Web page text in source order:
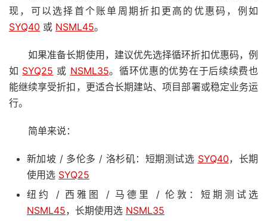
现，可以选择首个账单周期折扣更高的优惠码，例如
SYQ40 或 NSML45。
如果准备长期使用，建议优先选择循环折扣优惠码，例
如 SYQ25 或 NSML35。循环优惠的优势在于后续续费也
能继续享受折扣，更适合长期建站、项目部署或稳定业务运
行。
简单来说：
新加坡 / 多伦多 / 洛杉矶：短期测试选 SYQ40，长期
使用选 SYQ25
纽约 / 西雅图 / 马德里 / 伦敦：短期测试选
NSML45，长期使用选 NSML35